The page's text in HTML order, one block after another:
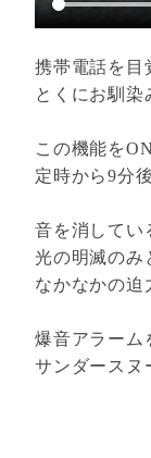
携帯電話を目
とくにお馴染
この機能を
定時から9分
音を消してい
光の明滅のみ
なかなかの迫
爆音アラーム
サンダースヌ